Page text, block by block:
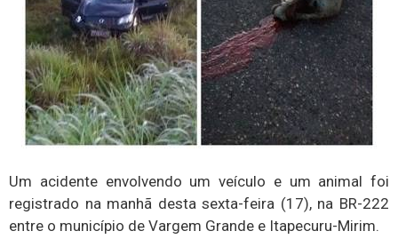
Um acidente envolvendo um veículo e um animal foi
registrado na manhã desta sexta-feira (17), na BR-222
entre o município de Vargem Grande e Itapecuru-Mirim.